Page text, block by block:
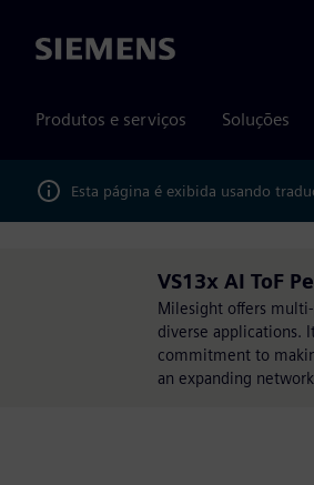
Siemens
Produtos e serviços Soluções
Esta página é exibida usando
VS13x AI ToF
Milesight offers
diverse applications.
commitment to
an expanding